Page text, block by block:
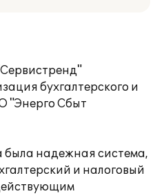
бухгалтерского и
"Энерго Сбыт
была надежная система,
и налоговый